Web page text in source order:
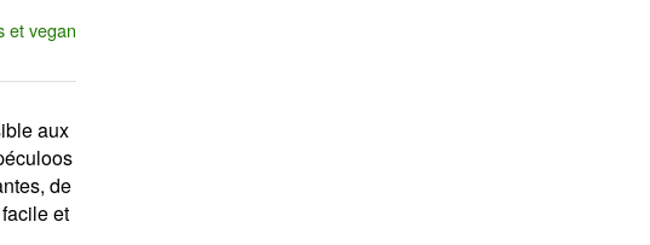
et vegan
aux
de
et